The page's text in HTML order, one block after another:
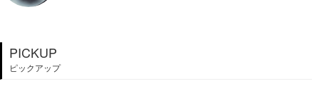
PICKUP
ピックアップ